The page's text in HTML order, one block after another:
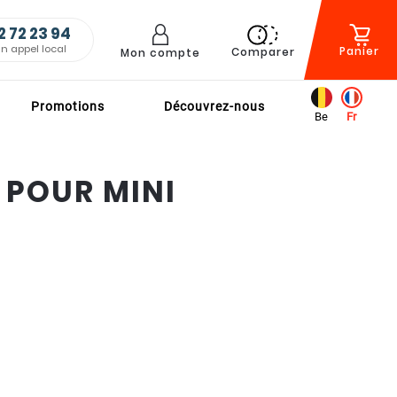
72 23 94
appel local Mon compte Comparer Panier
Promotions Découvrez-nous
Be Fr
MINI